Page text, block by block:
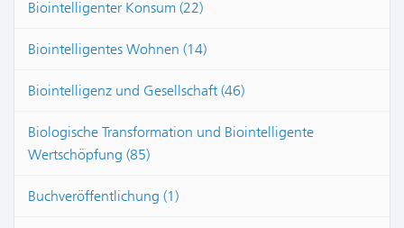
Biointelligenter Konsum (22)
Biointelligentes Wohnen (14)
Biointelligenz und Gesellschaft (46)
Biologische Transformation und Biointelligente
Wertschöpfung (85)
Buchveröffentlichung (1)